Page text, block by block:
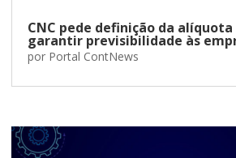
CNC pede definição da alíquota
garantir previsibilidade às
por Portal ContNews